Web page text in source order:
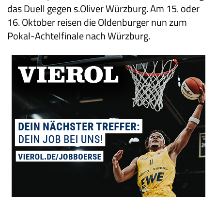
das Duell gegen s.Oliver Würzburg. Am 15. oder
16. Oktober reisen die Oldenburger nun zum
Pokal-Achtelfinale nach Würzburg.